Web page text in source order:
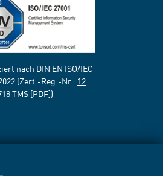
nach DIN EN ISO/IEC
(Zert.-Reg.-Nr.: 12
TMS [PDF])